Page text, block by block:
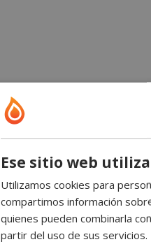
Ese sitio web
Utilizamos cookies para
compartimos información
quienes pueden combinarla
partir del uso de sus servicios.